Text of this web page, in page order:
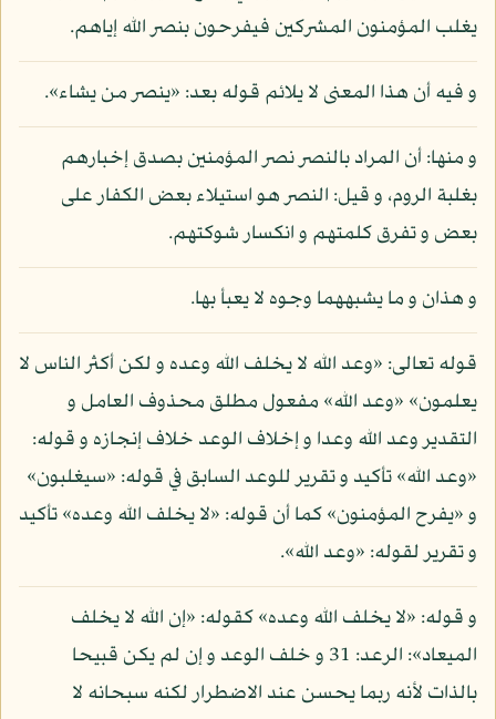
يغلب المؤمنون المشركين فيفرحون بنصر الله إياهم.
و فيه أن هذا المعنى لا يلائم قوله بعد: «ينصر من يشاء».
و منها: أن المراد بالنصر نصر المؤمنين بصدق إخبارهم
بغلبة الروم، و قيل: النصر هو استيلاء بعض الكفار على
بعض و تفرق كلمتهم و انكسار شوكتهم.
و هذان و ما يشبههما وجوه لا يعبأ بها.
قوله تعالى: «وعد الله لا يخلف الله وعده و لكن أكثر الناس لا
يعلمون» «وعد الله» مفعول مطلق محذوف العامل و
التقدير وعد الله وعدا و إخلاف الوعد خلاف إنجازه و قوله:
«وعد الله» تأكيد و تقرير للوعد السابق في قوله: «سيغلبون»
و «يفرح المؤمنون» كما أن قوله: «لا يخلف الله وعده» تأكيد
و تقرير لقوله: «وعد الله».
و قوله: «لا يخلف الله وعده» كقوله: «إن الله لا يخلف
الميعاد»: الرعد: 31 و خلف الوعد و إن لم يكن قبيحا
بالذات لأنه ربما يحسن عند الاضطرار لكنه سبحانه لا